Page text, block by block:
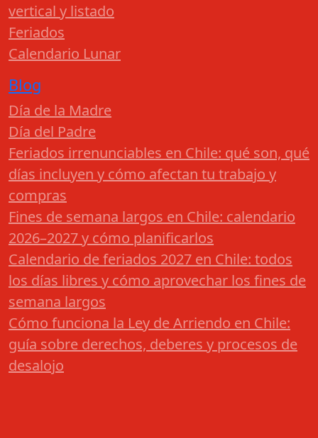
vertical y listado
Feriados
Calendario Lunar
Blog
Día de la Madre
Día del Padre
Feriados irrenunciables en Chile: qué son, qué
días incluyen y cómo afectan tu trabajo y
compras
Fines de semana largos en Chile: calendario
2026–2027 y cómo planificarlos
Calendario de feriados 2027 en Chile: todos
los días libres y cómo aprovechar los fines de
semana largos
Cómo funciona la Ley de Arriendo en Chile:
guía sobre derechos, deberes y procesos de
desalojo